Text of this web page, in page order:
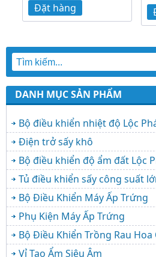
Đặt hàng
DANH MỤC SẢN PHẨM
Bộ điều khiển nhiệt độ Lộc
Điện trở sấy khô
Bộ điều khiển độ ẩm đất Lộc
Tủ điều khiển sấy công suất
Bộ Điều Khiển Máy Ấp Trứng
Phụ Kiện Máy Ấp Trứng
Bộ Điều Khiển Trồng Rau Hoa
Vỉ Tạo Ẩm Siêu Âm